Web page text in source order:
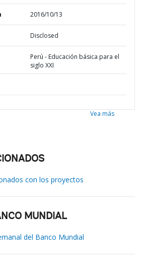
2016/10/13
Disclosed
Perú - Educación básica para el
siglo XXI
Vea más
con los proyectos
MUNDIAL
del Banco Mundial